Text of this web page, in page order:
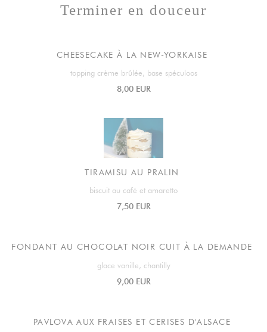
Terminer en douceur
CHEESECAKE À LA NEW-YORKAISE
topping crème brûlée, base spéculoos
8,00 EUR
TIRAMISU AU PRALIN
biscuit au café et amaretto
7,50 EUR
FONDANT AU CHOCOLAT NOIR CUIT À LA DEMANDE
glace vanille, chantilly
9,00 EUR
PAVLOVA AUX FRAISES ET CERISES D'ALSACE